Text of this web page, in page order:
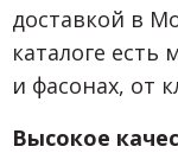
доставкой в
каталоге есть
и фасонах, от
Высокое